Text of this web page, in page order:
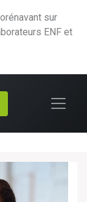
sur
ENF et